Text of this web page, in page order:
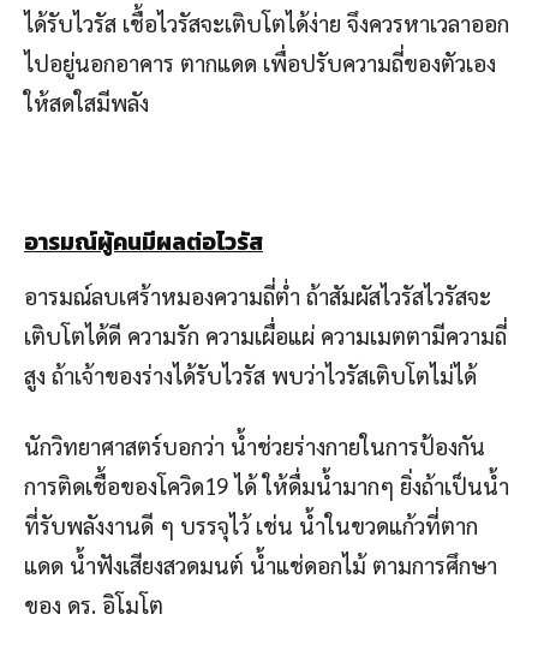
ได้รับไวรัส เชื้อไวรัสจะเติบโตได้ง่าย จึงควรหาเวลาออก
ไปอยู่นอกอาคาร ตากแดด เพื่อปรับความถี่ของตัวเอง
ให้สดใสมีพลัง
อารมณ์ผู้คนมีผลต่อไวรัส
อารมณ์ลบเศร้าหมองความถี่ต่ำ ถ้าสัมผัสไวรัสไวรัสจะ
เติบโตได้ดี ความรัก ความเผื่อแผ่ ความเมตตามีความถี่
สูง ถ้าเจ้าของร่างได้รับไวรัส พบว่าไวรัสเติบโตไม่ได้
นักวิทยาศาสตร์บอกว่า น้ำช่วยร่างกายในการป้องกัน
การติดเชื้อของโควิด19 ได้ ให้ดื่มน้ำมากๆ ยิ่งถ้าเป็นน้ำ
ที่รับพลังงานดี ๆ บรรจุไว้ เช่น น้ำในขวดแก้วที่ตาก
แดด น้ำฟังเสียงสวดมนต์ น้ำแช่ดอกไม้ ตามการศึกษา
ของ ดร. อิโมโต